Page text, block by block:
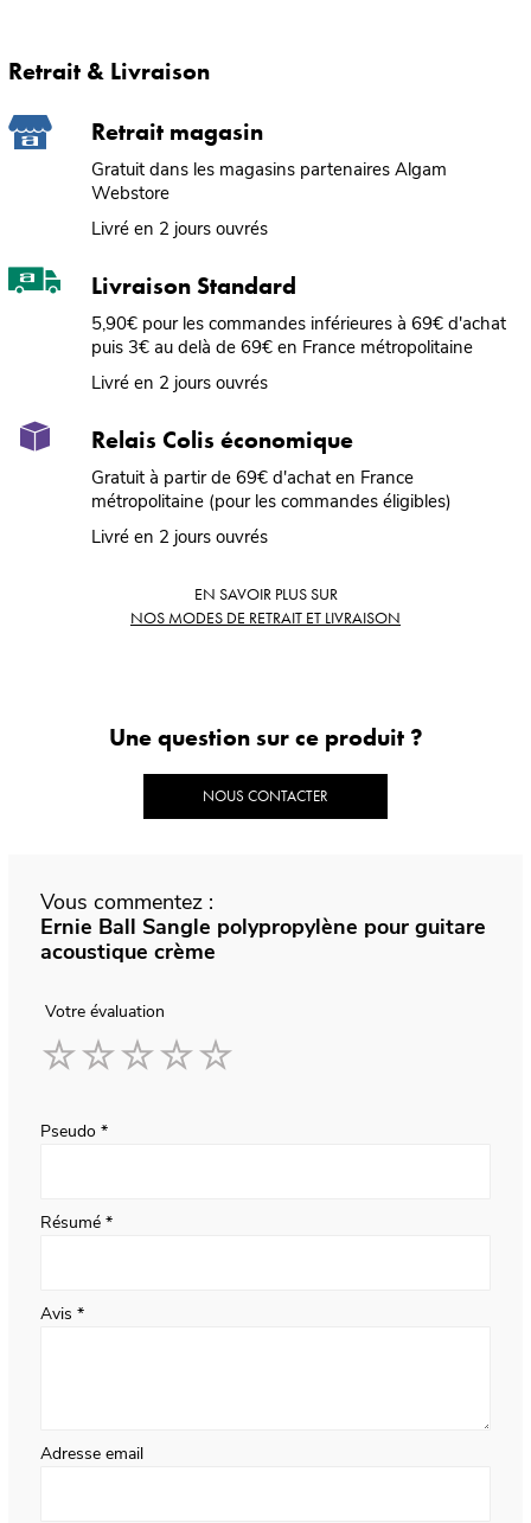
Retrait & Livraison
Retrait magasin
Gratuit dans les magasins partenaires Algam
Webstore
Livré en 2 jours ouvrés
Livraison Standard
5,90€ pour les commandes inférieures à 69€ d'achat
puis 3€ au delà de 69€ en France métropolitaine
Livré en 2 jours ouvrés
Relais Colis économique
Gratuit à partir de 69€ d'achat en France
métropolitaine (pour les commandes éligibles)
Livré en 2 jours ouvrés
EN SAVOIR PLUS SUR
NOS MODES DE RETRAIT ET LIVRAISON
Une question sur ce produit ?
NOUS CONTACTER
Vous commentez :
Ernie Ball Sangle polypropylène pour guitare
acoustique crème
Votre évaluation
Pseudo
Résumé
Avis
Adresse email